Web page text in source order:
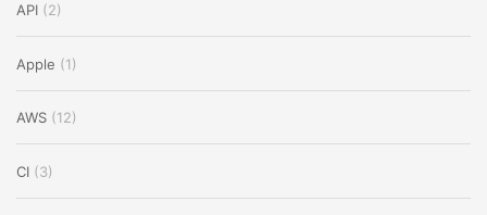
API (2)
Apple (1)
AWS (12)
CI (3)